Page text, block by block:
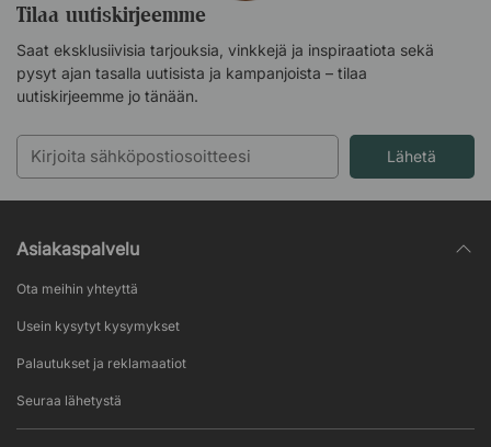
Tilaa uutiskirjeemme
Saat eksklusiivisia tarjouksia, vinkkejä ja inspiraatiota sekä
pysyt ajan tasalla uutisista ja kampanjoista – tilaa
uutiskirjeemme jo tänään.
Lähetä
Asiakaspalvelu
Ota meihin yhteyttä
Usein kysytyt kysymykset
Palautukset ja reklamaatiot
Seuraa lähetystä